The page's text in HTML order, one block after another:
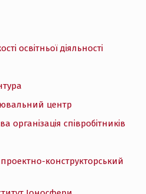
освітньої діяльності
центр
співробітників
конструкторський